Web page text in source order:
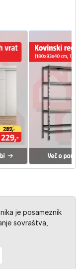
je posameznik
sovraštva,